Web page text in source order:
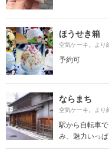
ほうせき箱
空気ケーキ。より
予約可
ならまち
空気ケーキ。より
駅から自転車
み、魅力いっぱ